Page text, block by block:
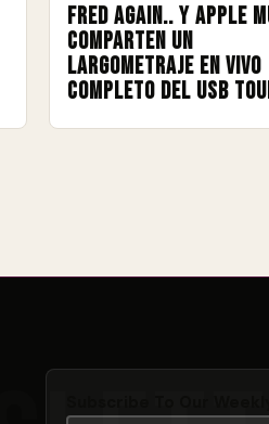
Fred again.. y Apple
comparten un
largometraje en vivo
completo del USB